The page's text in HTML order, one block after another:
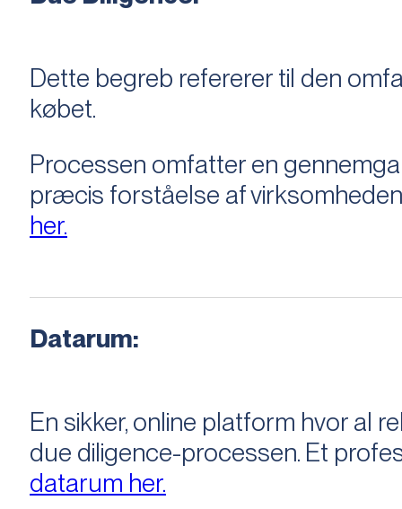
Dette begreb refererer til den
købet.
Processen omfatter en
præcis forståelse af
her.
Datarum:
En sikker, online platform hvor al
due diligence-processen. Et
datarum her.